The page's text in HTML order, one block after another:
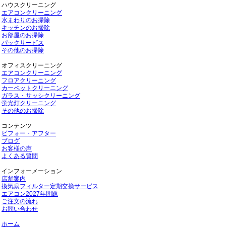
ハウスクリーニング
エアコンクリーニング
水まわりのお掃除
キッチンのお掃除
お部屋のお掃除
パックサービス
その他のお掃除
オフィスクリーニング
エアコンクリーニング
フロアクリーニング
カーペットクリーニング
ガラス・サッシクリーニング
蛍光灯クリーニング
その他のお掃除
コンテンツ
ビフォー・アフター
ブログ
お客様の声
よくある質問
インフォーメーション
店舗案内
換気扇フィルター定期交換サービス
エアコン2027年問題
ご注文の流れ
お問い合わせ
ホーム